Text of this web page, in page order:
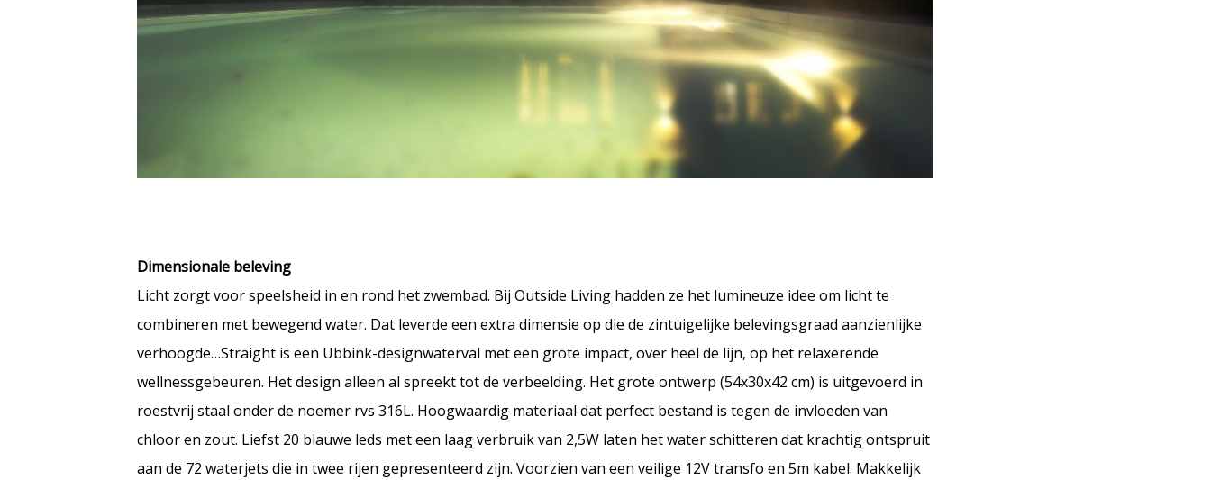
Dimensionale beleving
Licht zorgt voor speelsheid in en rond het zwembad. Bij Outside Living hadden ze het lumineuze idee om licht te
combineren met bewegend water. Dat leverde een extra dimensie op die de zintuigelijke belevingsgraad aanzienlijke
verhoogde…Straight is een Ubbink-designwaterval met een grote impact, over heel de lijn, op het relaxerende
wellnessgebeuren. Het design alleen al spreekt tot de verbeelding. Het grote ontwerp (54x30x42 cm) is uitgevoerd in
roestvrij staal onder de noemer rvs 316L. Hoogwaardig materiaal dat perfect bestand is tegen de invloeden van
chloor en zout. Liefst 20 blauwe leds met een laag verbruik van 2,5W laten het water schitteren dat krachtig ontspruit
aan de 72 waterjets die in twee rijen gepresenteerd zijn. Voorzien van een veilige 12V transfo en 5m kabel. Makkelijk